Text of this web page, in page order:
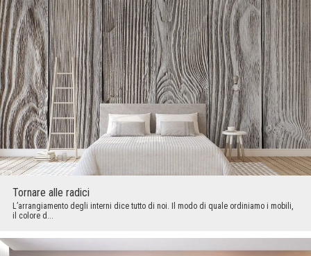
Tornare alle radici
L’arrangiamento degli interni dice tutto di noi. Il modo di quale ordiniamo i mobili,
il colore d...